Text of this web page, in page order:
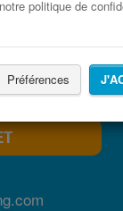
politique de
Préférences